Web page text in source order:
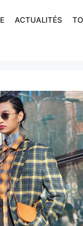
ACTUALITÉS